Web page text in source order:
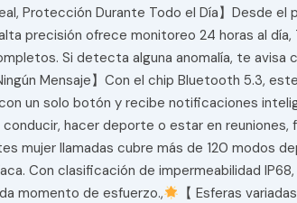
Protección Durante Todo el Día】Desde el
precisión ofrece monitoreo 24 horas al día,
Si detecta alguna anomalía, te avisa
Mensaje】Con el chip Bluetooth 5.3,
un solo botón y recibe notificaciones
hacer deporte o estar en
mujer llamadas cubre más de 120 modos
Con clasificación de impermeabilidad
momento de esfuerzo.,
【 Esferas